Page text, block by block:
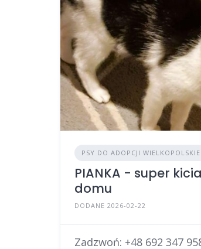
PSY DO ADOPCJI WIELKOPOLSKIE
PIANKA - super
domu
DODANE 2026-02-22
Zadzwoń: +48 692 347